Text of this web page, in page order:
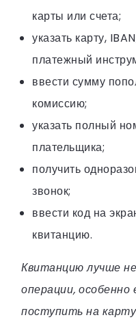
карты или счета;
указать карту,
платежный
ввести сумму
комиссию;
указать полный
плательщика;
получить
звонок;
ввести код на
квитанцию.
Квитанцию лучше
операции,
поступить на карту